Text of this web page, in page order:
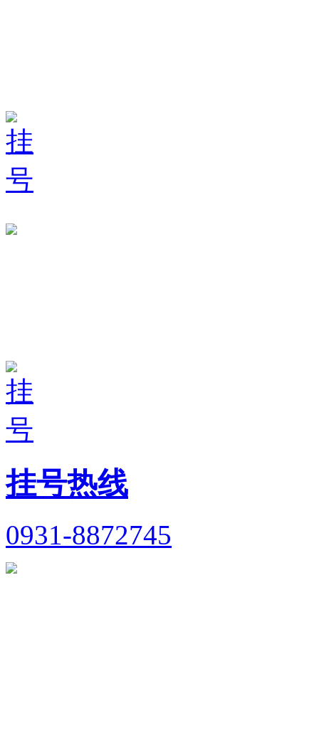
挂号热线
0931-8872745